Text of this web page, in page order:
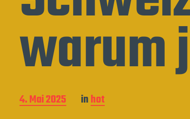
warum
B
e
4. Mai 2025 inhot